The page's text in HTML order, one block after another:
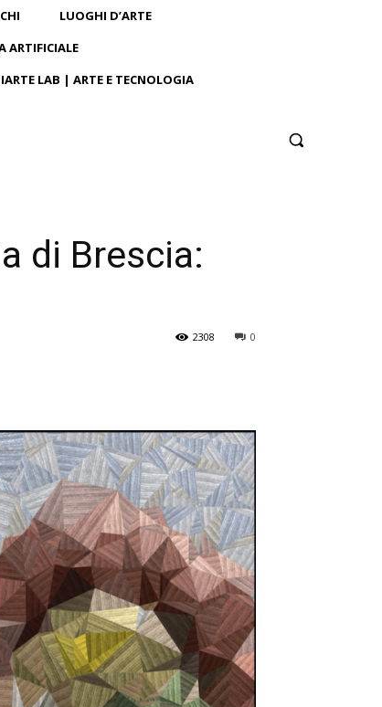
LUOGHI D’ARTE
ARTIFICIALE
LAB | ARTE E TECNOLOGIA
di Brescia:
0
2308